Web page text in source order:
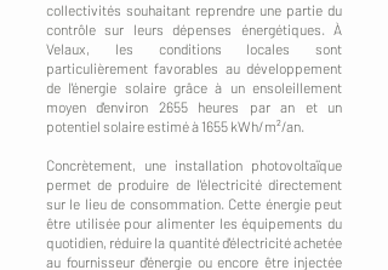
collectivités souhaitant reprendre une partie du
contrôle sur leurs dépenses énergétiques. À
Velaux, les conditions locales sont
particulièrement favorables au développement
de l'énergie solaire grâce à un ensoleillement
moyen d'environ 2655 heures par an et un
potentiel solaire estimé à 1655 kWh/m²/an.
Concrètement, une installation photovoltaïque
permet de produire de l'électricité directement
sur le lieu de consommation. Cette énergie peut
être utilisée pour alimenter les équipements du
quotidien, réduire la quantité d'électricité achetée
au fournisseur d'énergie ou encore être injectée